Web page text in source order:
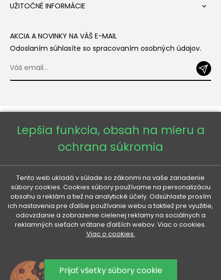
UŽITOČNÉ INFORMÁCIE 
AKCIA A NOVINKY NA VÁŠ E-MAIL
Odoslaním súhlasíte so spracovaním osobných údajov.
Copyright © 2026 - Veneti™
Veneti SK
Veneti CZ
Veneti HU
Lepšia funkcia, obsah na mieru a
ochrana súkromia
Tento web ukladá v súlade so zákonmi na vaše zariadenie
súbory cookies. Cookies súbory používame na personalizáciu
obsahu a reklám a tiež na analytické účely. Odsúhlaste prosím
ich nastavenia pre ďalšie používanie webu a taktiež pre využitie,
odovzdanie a zobrazenie cielenej reklamy na sociálnych a
reklamných sieťach vrátane ďalších webov. Viac o cookies.
Viac o cookies.
Prijať všetky súbory cookie